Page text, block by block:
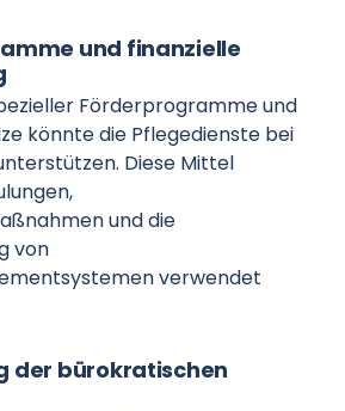
und finanzielle
Förderprogramme und
könnte die Pflegedienste bei
Diese Mittel
und die
von
verwendet
der bürokratischen